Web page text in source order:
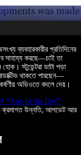
ব্যবহারকারীর প্রতিদিনের
সাহায্য করছে—চাই তা
স্টুডেন্টরা ডাটা পড়া
থাকতে পারছেন—
অডিওতে বদলে দেয়।
“App of the Day”
ক্রমাগত উন্নতি, আপডেট আর